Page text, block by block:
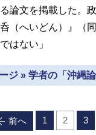
論文を掲載した。
（へいどん）』（
はない」
ジ » 学者の「沖縄
前へ 1 2 3